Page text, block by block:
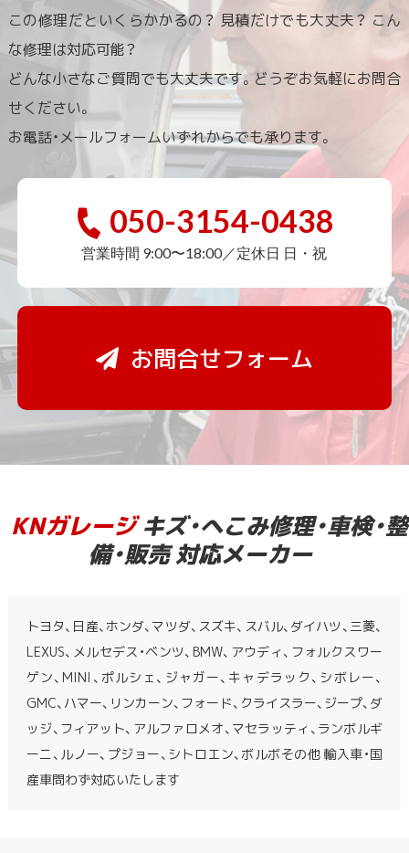
この修理だといくらかかるの？ 見積だけでも大丈夫？ こん
な修理は対応可能？
どんな小さなご質問でも大丈夫です。どうぞお気軽にお問合
せください。
お電話・メールフォームいずれからでも承ります。
050-3154-0438
営業時間 9:00〜18:00／定休日 日・祝
お問合せフォーム
KNガレージキズ・へこみ修理・車検・整
備・販売 対応メーカー
トヨタ、日産、ホンダ、マツダ、スズキ、スバル、ダイハツ、三菱、
LEXUS、メルセデス・ベンツ、BMW、アウディ、フォルクスワー
ゲン、MINI、ポルシェ、ジャガー、キャデラック、シボレー、
GMC、ハマー、リンカーン、フォード、クライスラー、ジープ、ダ
ッジ、フィアット、アルファロメオ、マセラッティ、ランボルギ
ーニ、ルノー、プジョー、シトロエン、ボルボその他 輸入車・国
産車問わず対応いたします